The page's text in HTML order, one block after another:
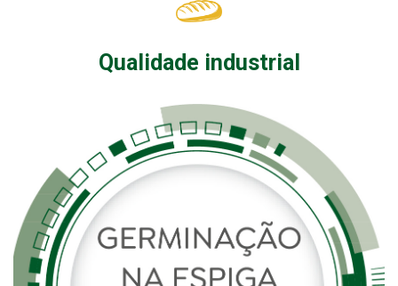
Qualidade industrial